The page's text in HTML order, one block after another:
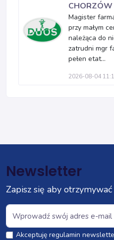
CHORZÓW
Magister
przy małym
należąca do
zatrudni mgr
pełen etat...
2026-08-04
Newsletter
Zapisz się aby
Akceptuję regulamin